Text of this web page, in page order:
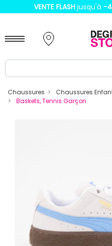
VENTE FLASH jusqu'à -
Chaussures Chaussures
Baskets, Tennis Garçon